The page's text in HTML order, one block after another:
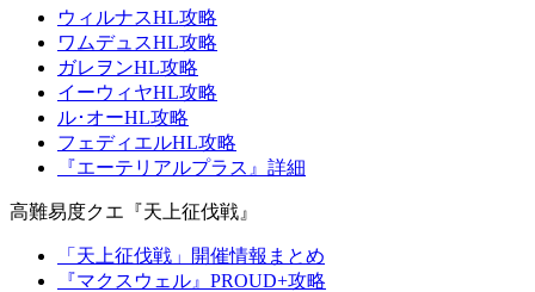
ウィルナスHL攻略
ワムデュスHL攻略
ガレヲンHL攻略
イーウィヤHL攻略
ル･オーHL攻略
フェディエルHL攻略
『エーテリアルプラス』詳細
高難易度クエ『天上征伐戦』
「天上征伐戦」開催情報まとめ
『マクスウェル』PROUD+攻略